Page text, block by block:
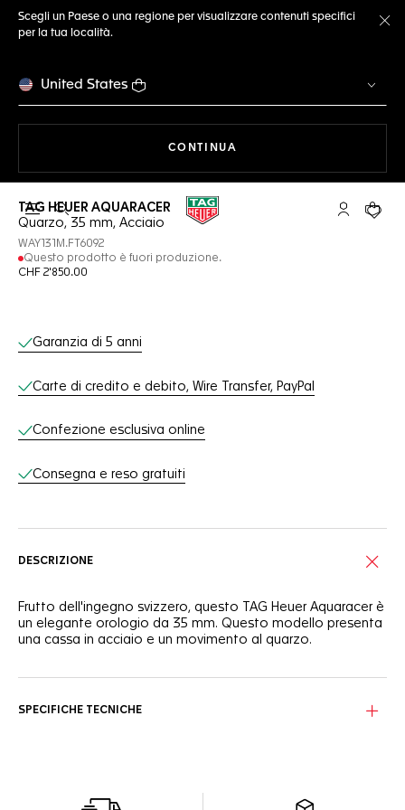
Scegli un Paese o una regione per visualizzare contenuti specifici
per la tua località.
United States
CONTINUA
Apri la ricerca L'account
Il tuo
TAG HEUER AQUARACER
Quarzo, 35 mm, Acciaio
WAY131M.FT6092
Questo prodotto è fuori produzione.
CHF 2'850.00
Servizi online
Garanzia di 5 anni
Carte di credito e debito, Wire Transfer, PayPal
Confezione esclusiva online
Consegna e reso gratuiti
DESCRIZIONE
Frutto dell'ingegno svizzero, questo TAG Heuer Aquaracer è
un elegante orologio da 35 mm. Questo modello presenta
una cassa in acciaio e un movimento al quarzo.
SPECIFICHE TECNICHE